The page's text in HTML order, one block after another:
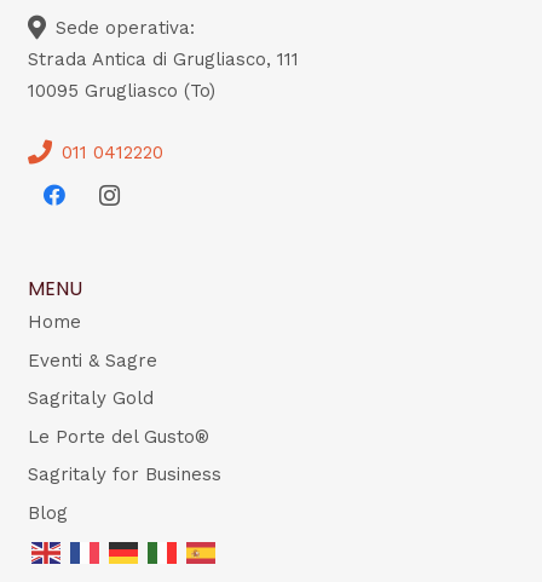
Sede operativa:
Strada Antica di Grugliasco, 111
10095 Grugliasco (To)
011 0412220
MENU
Home
Eventi & Sagre
Sagritaly Gold
Le Porte del Gusto®
Sagritaly for Business
Blog